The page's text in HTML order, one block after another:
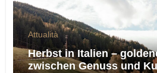
Attualità
Herbst in Italien –
zwischen Genuss und